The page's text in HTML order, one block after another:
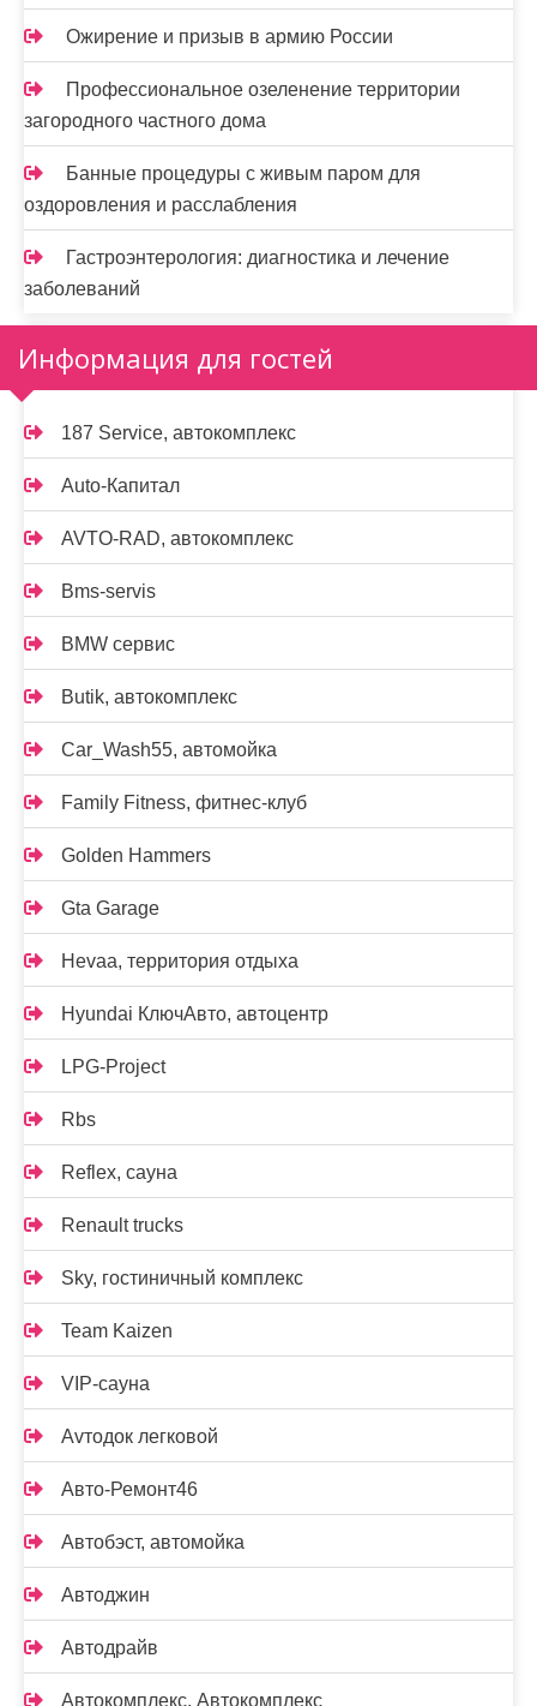
Ожирение и призыв в армию России
Профессиональное озеленение территории
загородного частного дома
Банные процедуры с живым паром для
оздоровления и расслабления
Гастроэнтерология: диагностика и лечение
заболеваний
Информация для гостей
187 Service, автокомплекс
Auto-Капитал
AVTO-RAD, автокомплекс
Bms-servis
BMW сервис
Butik, автокомплекс
Car_Wash55, автомойка
Family Fitness, фитнес-клуб
Golden Hammers
Gta Garage
Hevaa, территория отдыха
Hyundai КлючАвто, автоцентр
LPG-Project
Rbs
Reflex, сауна
Renault trucks
Sky, гостиничный комплекс
Team Kaizen
VIP-сауна
Аvтодок легковой
Авто-Ремонт46
Автобэст, автомойка
Автоджин
Автодрайв
Автокомплекс, Автокомплекс